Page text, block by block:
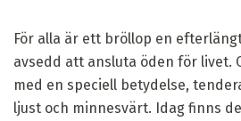
För alla är ett bröllop en
avsedd att ansluta öden för livet.
med en speciell betydelse,
ljust och minnesvärt. Idag finns